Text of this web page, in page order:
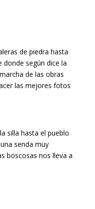
de piedra hasta
donde según dice la
de las obras
las mejores fotos
silla hasta el pueblo
senda muy
boscosas nos lleva a